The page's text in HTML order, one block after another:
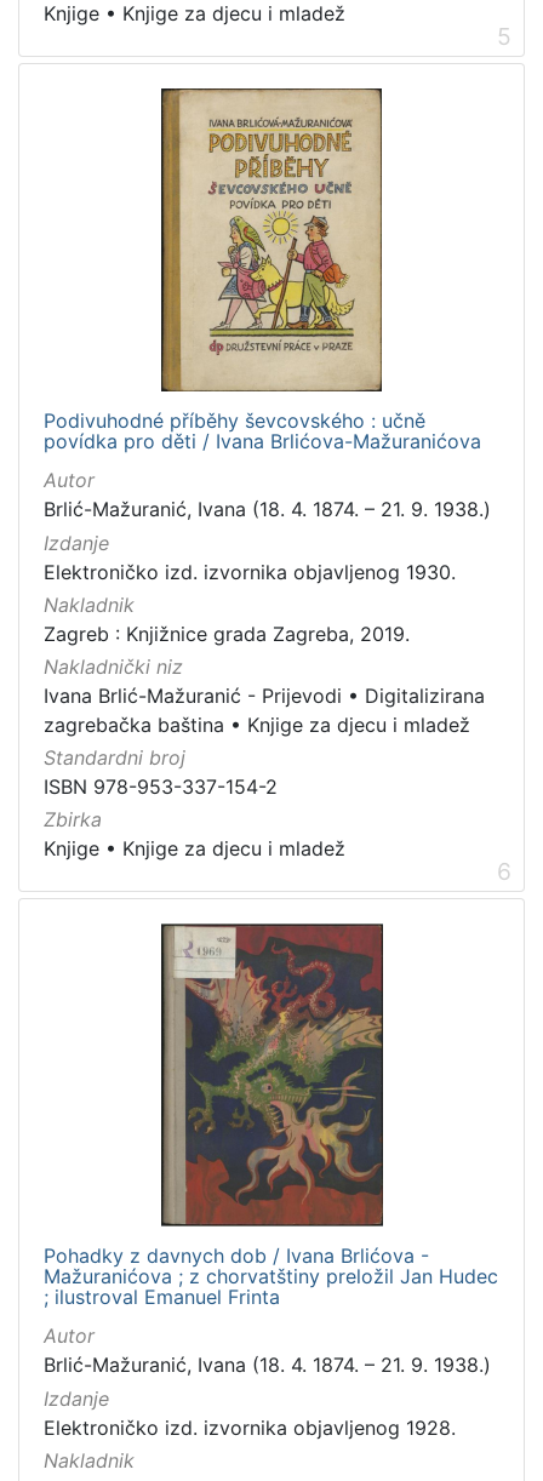
Knjige • Knjige za djecu i mladež
5
Podivuhodné příběhy ševcovského : učně
povídka pro děti / Ivana Brlićova-Mažuranićova
Autor
Brlić-Mažuranić, Ivana (18. 4. 1874. – 21. 9. 1938.)
Izdanje
Elektroničko izd. izvornika objavljenog 1930.
Nakladnik
Zagreb : Knjižnice grada Zagreba, 2019.
Nakladnički niz
Ivana Brlić-Mažuranić - Prijevodi • Digitalizirana
zagrebačka baština • Knjige za djecu i mladež
Standardni broj
ISBN 978-953-337-154-2
Zbirka
Knjige • Knjige za djecu i mladež
6
Pohadky z davnych dob / Ivana Brlićova -
Mažuranićova ; z chorvatštiny preložil Jan Hudec
; ilustroval Emanuel Frinta
Autor
Brlić-Mažuranić, Ivana (18. 4. 1874. – 21. 9. 1938.)
Izdanje
Elektroničko izd. izvornika objavljenog 1928.
Nakladnik